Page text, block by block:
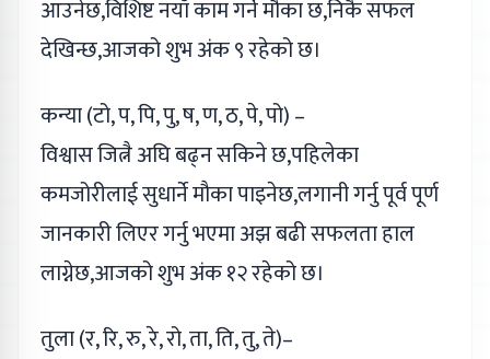
आउनेछ,विशिष्ट नयाँ काम गर्ने मौका छ,निकै सफल
देखिन्छ,आजको शुभ अंक ९ रहेको छ।
कन्या (टो, प, पि, पु, ष, ण, ठ, पे, पो) –
विश्वास जित्नै अघि बढ्न सकिने छ,पहिलेका
कमजोरीलाई सुधार्ने मौका पाइनेछ,लगानी गर्नु पूर्व पूर्ण
जानकारी लिएर गर्नु भएमा अझ बढी सफलता हाल
लाग्नेछ,आजको शुभ अंक १२ रहेको छ।
तुला (र, रि, रु, रे, रो, ता, ति, तु, ते)–